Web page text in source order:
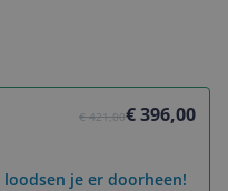
€ 421,00€ 396,00
je er doorheen!